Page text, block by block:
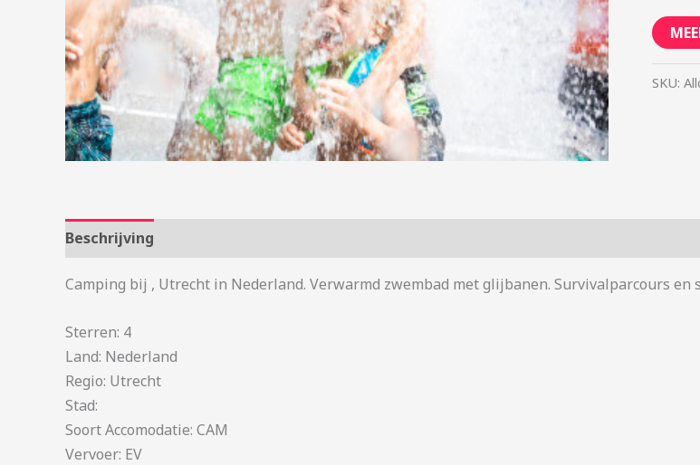
SKU:
Beschrijving
Camping bij , Utrecht in Nederland. Verwarmd zwembad met glijbanen. Survivalparcours
Sterren: 4
Land: Nederland
Regio: Utrecht
Stad:
Soort Accomodatie: CAM
Vervoer: EV